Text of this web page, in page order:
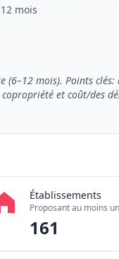
12 mois
(6–12 mois). Points
et coût/des
Établissements
Proposant au moins
161